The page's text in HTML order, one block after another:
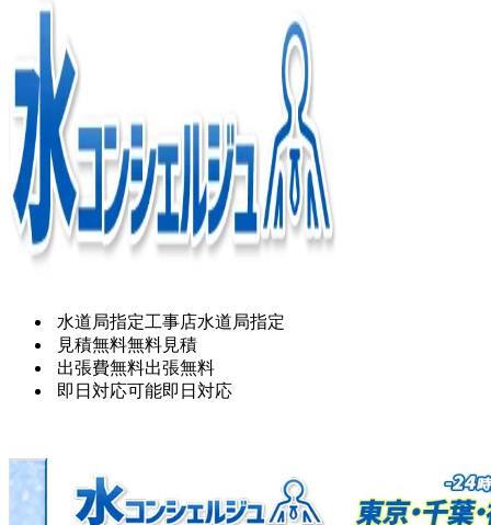
水道局指定工事店水道局指定
見積無料無料見積
出張費無料出張無料
即日対応可能即日対応